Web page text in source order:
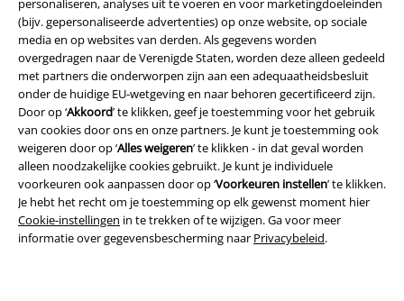
personaliseren, analyses uit te voeren en voor marketingdoeleinden
(bijv. gepersonaliseerde advertenties) op onze website, op sociale
media en op websites van derden. Als gegevens worden
overgedragen naar de Verenigde Staten, worden deze alleen gedeeld
met partners die onderworpen zijn aan een adequaatheidsbesluit
onder de huidige EU-wetgeving en naar behoren gecertificeerd zijn.
Door op ‘Akkoord’ te klikken, geef je toestemming voor het gebruik
van cookies door ons en onze partners. Je kunt je toestemming ook
weigeren door op ‘Alles weigeren’ te klikken - in dat geval worden
alleen noodzakelijke cookies gebruikt. Je kunt je individuele
voorkeuren ook aanpassen door op ‘Voorkeuren instellen’ te klikken.
Je hebt het recht om je toestemming op elk gewenst moment hier
Cookie-instellingen in te trekken of te wijzigen. Ga voor meer
informatie over gegevensbescherming naar Privacybeleid.
Legal
Algemene Voorwaarden
Bedrijfsgegevens
Privacyverklaring